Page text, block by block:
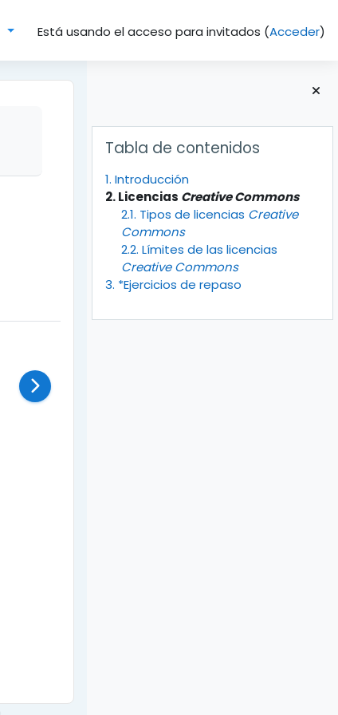
Está usando el acceso para invitados (Acceder)
Bloques
Tabla de contenidos
1. Introducción
2. Licencias Creative Commons
2.1. Tipos de licencias Creative
Commons
2.2. Límites de las licencias
Creative Commons
3. *Ejercicios de repaso